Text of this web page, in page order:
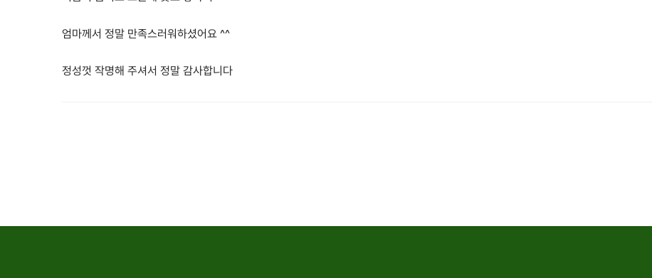
엄마께서 정말 만족스러워하셨어요 ^^
정성껏 작명해 주셔서 정말 감사합니다